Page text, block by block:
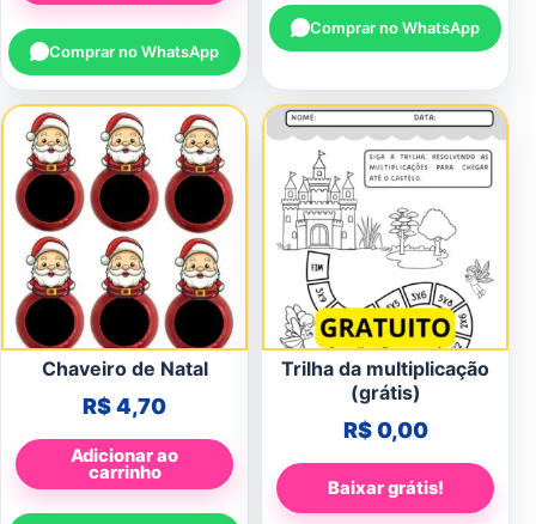
Comprar no WhatsApp
Comprar no WhatsApp
Chaveiro de Natal
R$4,70
Adicionar ao
carrinho
Trilha da multiplicação
(grátis)
R$0,00
Baixar grátis!